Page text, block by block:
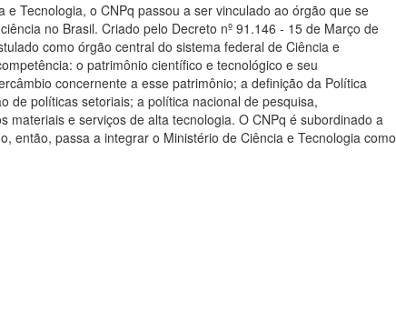
Tecnologia, o CNPq passou a ser vinculado ao órgão que se
no Brasil. Criado pelo Decreto nº 91.146 - 15 de Março de
como órgão central do sistema federal de Ciência e
o patrimônio científico e tecnológico e seu
concernente a esse patrimônio; a definição da Política
de políticas setoriais; a política nacional de pesquisa,
materiais e serviços de alta tecnologia. O CNPq é subordinado a
então, passa a integrar o Ministério de Ciência e Tecnologia como